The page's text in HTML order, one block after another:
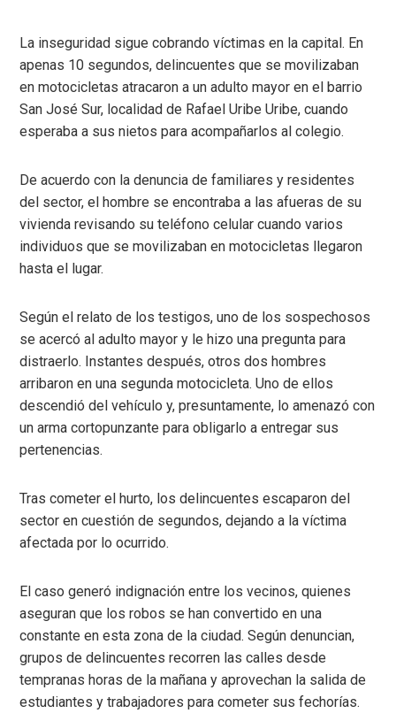
La inseguridad sigue cobrando víctimas en la capital. En
apenas 10 segundos, delincuentes que se movilizaban
en motocicletas atracaron a un adulto mayor en el barrio
San José Sur, localidad de Rafael Uribe Uribe, cuando
esperaba a sus nietos para acompañarlos al colegio.
De acuerdo con la denuncia de familiares y residentes
del sector, el hombre se encontraba a las afueras de su
vivienda revisando su teléfono celular cuando varios
individuos que se movilizaban en motocicletas llegaron
hasta el lugar.
Según el relato de los testigos, uno de los sospechosos
se acercó al adulto mayor y le hizo una pregunta para
distraerlo. Instantes después, otros dos hombres
arribaron en una segunda motocicleta. Uno de ellos
descendió del vehículo y, presuntamente, lo amenazó con
un arma cortopunzante para obligarlo a entregar sus
pertenencias.
Tras cometer el hurto, los delincuentes escaparon del
sector en cuestión de segundos, dejando a la víctima
afectada por lo ocurrido.
El caso generó indignación entre los vecinos, quienes
aseguran que los robos se han convertido en una
constante en esta zona de la ciudad. Según denuncian,
grupos de delincuentes recorren las calles desde
tempranas horas de la mañana y aprovechan la salida de
estudiantes y trabajadores para cometer sus fechorías.